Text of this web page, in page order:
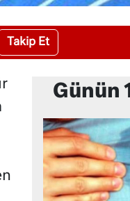
Takip Et
Günün